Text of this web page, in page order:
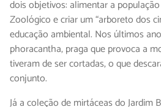
dois objetivos: alimentar a
Zoológico e criar um “arboreto dos
educação ambiental. Nos últimos
phoracantha, praga que provoca a
tiveram de ser cortadas, o que
conjunto.
Já a coleção de mirtáceas do Jardim